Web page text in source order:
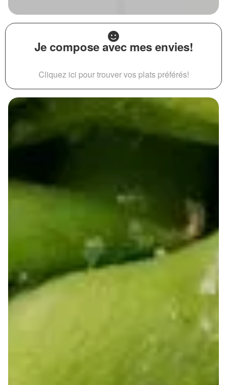
Je compose avec mes envies!
Cliquez ici pour trouver vos plats préférés!